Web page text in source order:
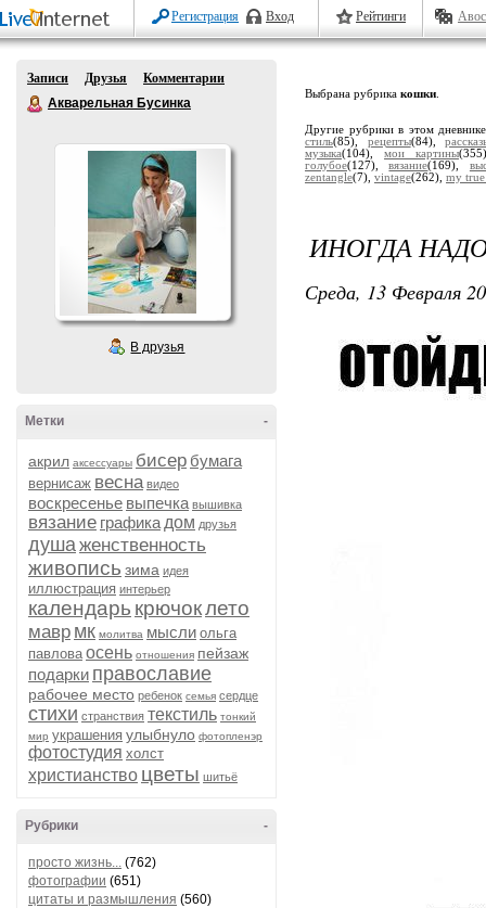
Регистрация Вход Рейтинги
Записи Друзья
Комментарии
Акварельная Бусинка
В друзья
-
Метки
акрил аксессуары бисер бумага
вернисаж весна видео
воскресенье выпечка вышивка
вязание графика дом друзья
душаженственность
живопись зима идея
иллюстрация интерьер
календарь крючоклето
мавр мк молитва мысли ольга
павлова осень отношения пейзаж
подарки православие
рабочее место ребенок семья сердце
стихи странствия текстиль тонкий
мир украшения улыбнуло фотопленэр
фотостудия холст
христианство цветы шитьё
-
Рубрики
просто жизнь... (762)
фотографии (651)
цитаты и размышления (560)
Выбрана рубрика кошки
Другие рубрики в этом
стиль(85), рецепты(84),
музыка(104), мои картины
голубое(127),вязание(169),
zentangle(7), vintage(262), my
ИНОГДА
Среда, 13 Февраля